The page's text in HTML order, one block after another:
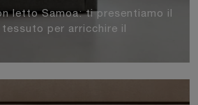
letto Samoa: ti presentiamo il
per arricchire il